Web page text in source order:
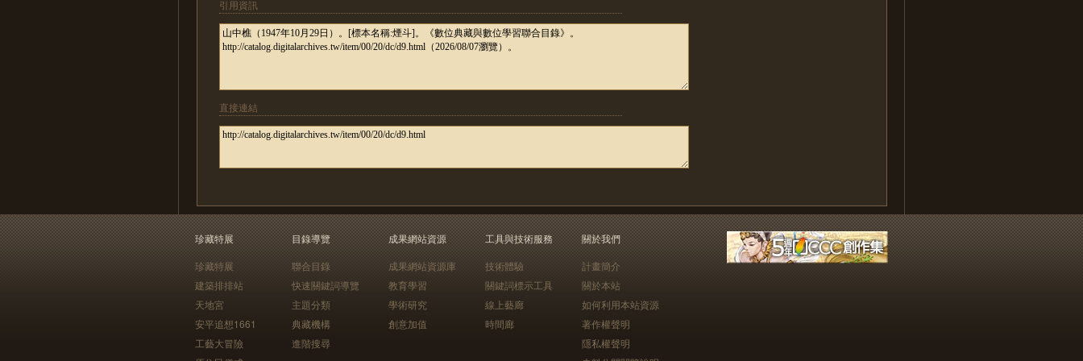
引用資訊
直接連結
珍藏特展
珍藏特展
建築排排站
天地宮
安平追想1661
工藝大冒險
目錄導覽
聯合目錄
快速關鍵詞導覽
主題分類
典藏機構
進階搜尋
成果網站資源
成果網站資源庫
教育學習
學術研究
創意加值
工具與技術服務
技術體驗
關鍵詞標示工具
線上藝廊
時間廊
關於我們
計畫簡介
關於本站
如何利用本站資源
著作權聲明
隱私權聲明